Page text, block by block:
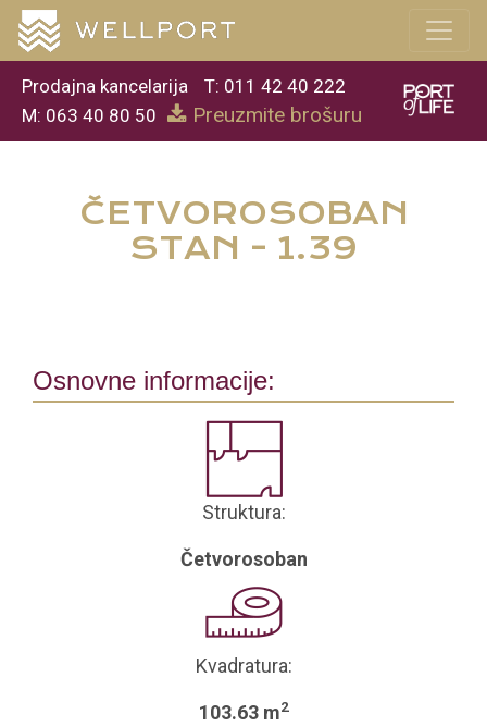
Prodajna kancelarija
T: 011 42 40 222
M: 063 40 80 50
Preuzmite brošuru
ČETVOROSOBAN
STAN - 1.39
Osnovne informacije:
Struktura:
Četvorosoban
Kvadratura:
103.63 m2